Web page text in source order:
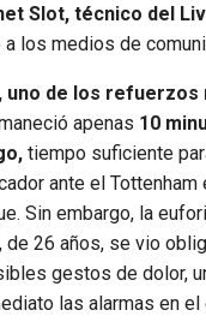
Slot, técnico del
a los medios de
uno de los refuerzos
apenas 10
tiempo suficiente
ante el Tottenham
Sin embargo, la
26 años, se vio
gestos de dolor,
las alarmas en